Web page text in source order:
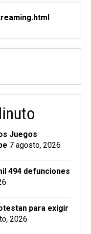
Juegos
7 agosto, 2026
494 defunciones
para exigir
2026